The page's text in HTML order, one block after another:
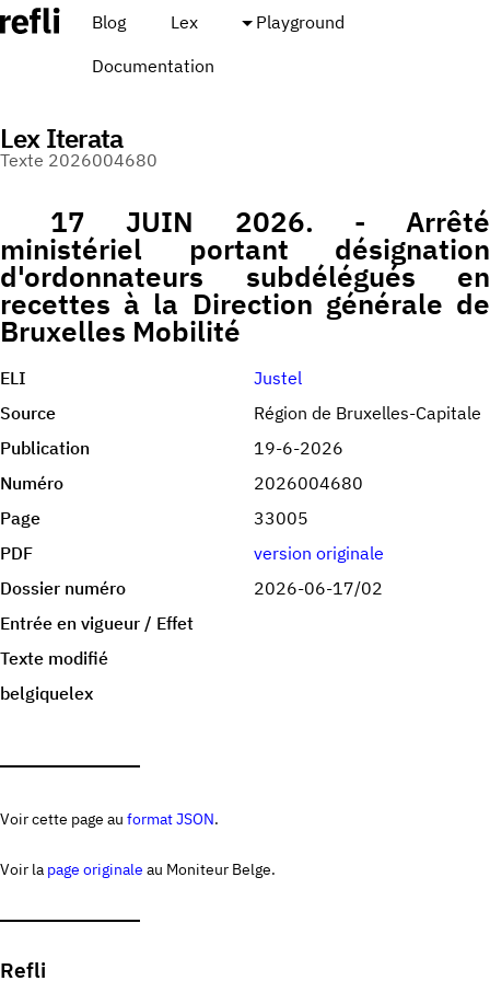
Blog Lex
Playground
Documentation
Lex Iterata
Texte 2026004680
17 JUIN 2026. - Arrêté
ministériel portant désignation
d'ordonnateurs subdélégués en
recettes à la Direction générale de
Bruxelles Mobilité
ELI
Justel
Source
Région de Bruxelles-Capitale
Publication
19-6-2026
Numéro
2026004680
Page
33005
PDF
version originale
Dossier numéro
2026-06-17/02
Entrée en vigueur / Effet
Texte modifié
belgiquelex
Voir cette page au format JSON.
Voir la page originale au Moniteur Belge.
Refli